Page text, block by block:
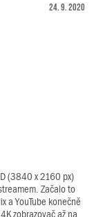
24. 9. 2020
(3840 x 2160 px)
Začalo to
a YouTube konečně
zobrazovač až na